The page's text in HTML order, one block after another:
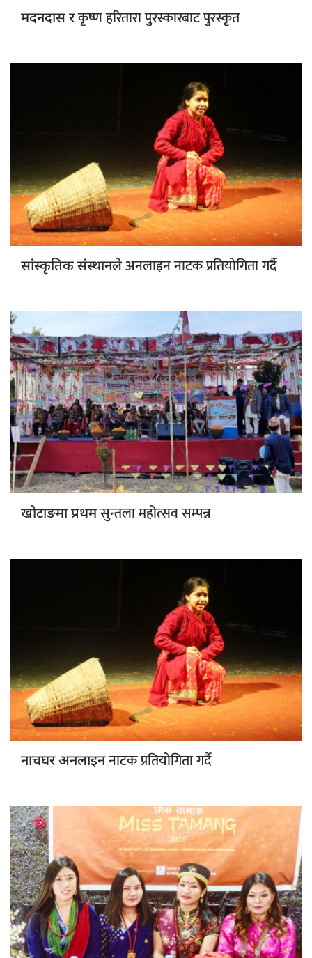
मदनदास रकृष्ण हरितारा पुरस्कारबाट पुरस्कृत
सांस्कृतिक संस्थानलेअनलाइन नाटक प्रतियोगिता गर्दै
खोटाङमा प्रथमसुन्तला महोत्सव सम्पन्न
नाचघर अनलाइननाटक प्रतियोगिता गर्दै